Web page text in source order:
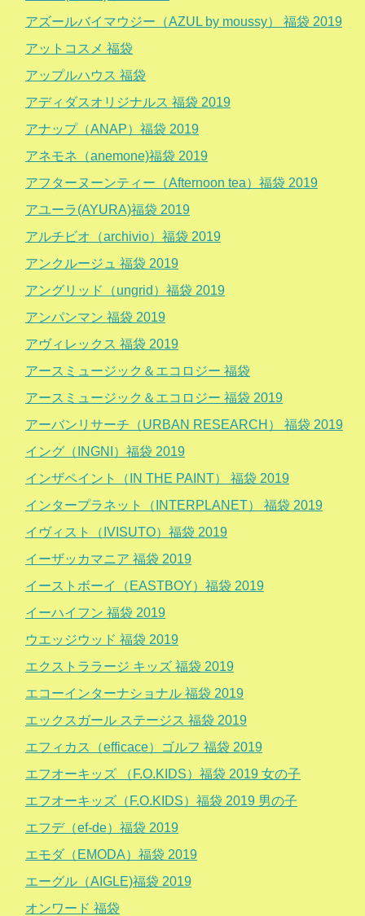
アズールバイマウジー（AZUL by moussy） 福袋 2019
アットコスメ 福袋
アップルハウス 福袋
アディダスオリジナルス 福袋 2019
アナップ（ANAP）福袋 2019
アネモネ（anemone)福袋 2019
アフターヌーンティー（Afternoon tea）福袋 2019
アユーラ(AYURA)福袋 2019
アルチビオ（archivio）福袋 2019
アンクルージュ 福袋 2019
アングリッド（ungrid）福袋 2019
アンパンマン 福袋 2019
アヴィレックス 福袋 2019
アースミュージック＆エコロジー 福袋
アースミュージック＆エコロジー 福袋 2019
アーバンリサーチ（URBAN RESEARCH） 福袋 2019
イング（INGNI）福袋 2019
インザペイント（IN THE PAINT） 福袋 2019
インタープラネット（INTERPLANET） 福袋 2019
イヴィスト（IVISUTO）福袋 2019
イーザッカマニア 福袋 2019
イーストボーイ（EASTBOY）福袋 2019
イーハイフン 福袋 2019
ウエッジウッド 福袋 2019
エクストララージ キッズ 福袋 2019
エコーインターナショナル 福袋 2019
エックスガール ステージス 福袋 2019
エフィカス（efficace）ゴルフ 福袋 2019
エフオーキッズ （F.O.KIDS）福袋 2019 女の子
エフオーキッズ（F.O.KIDS）福袋 2019 男の子
エフデ（ef-de）福袋 2019
エモダ（EMODA）福袋 2019
エーグル（AIGLE)福袋 2019
オンワード 福袋